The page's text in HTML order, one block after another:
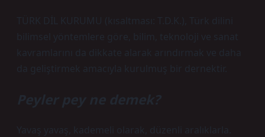
TÜRK DİL KURUMU (kısaltması: T.D.K.), Türk dilini
bilimsel yöntemlere göre, bilim, teknoloji ve sanat
kavramlarını da dikkate alarak arındırmak ve daha
da geliştirmek amacıyla kurulmuş bir dernektir.
Peyler pey ne demek?
Yavaş yavaş, kademeli olarak, düzenli aralıklarla.